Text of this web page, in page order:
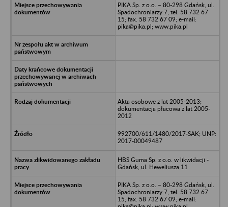
PIKA Sp. z o.o. – 80-298 Gdańsk, ul.
Spadochroniarzy 7, tel. 58 732 67
15; fax. 58 732 67 09; e-mail:
pika@pika.pl; www.pika.pl
Akta osobowe z lat 2005-2013;
dokumentacja płacowa z lat 2005-
2012
992700/611/1480/2017-SAK; UNP:
2017-00049487
HBS Guma Sp. z o.o. w likwidacji -
Gdańsk, ul. Heweliusza 11
PIKA Sp. z o.o. – 80-298 Gdańsk, ul.
Spadochroniarzy 7, tel. 58 732 67
15; fax. 58 732 67 09; e-mail: